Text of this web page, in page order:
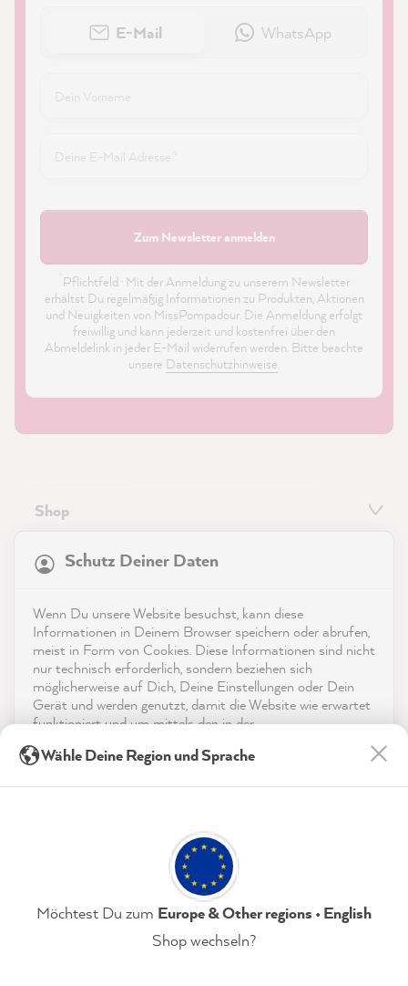
E-Mail WhatsApp
Zum Newsletter anmelden
Pflichtfeld · Mit der Anmeldung zu unserem Newsletter
erhältst Du regelmäßig Informationen zu Produkten, Aktionen
und Neuigkeiten von MissPompadour. Die Anmeldung erfolgt
freiwillig und kann jederzeit und kostenfrei über den
Abmeldelink in jeder E-Mail widerrufen werden. Bitte beachte
unsere Datenschutzhinweise.
Shop
Service
Kontakt
App herunterladen
Auszeichnungen
Schutz Deiner Daten
Wenn Du unsere Website besuchst, kann diese
Informationen in Deinem Browser speichern oder abrufen,
meist in Form von Cookies. Diese Informationen sind nicht
nur technisch erforderlich, sondern beziehen sich
möglicherweise auf Dich, Deine Einstellungen oder Dein
Gerät und werden genutzt, damit die Website wie erwartet
funktioniert und um mittels den in der
der Webseite für deren Optimierung zu analysieren sowie
(jederzeit widerruflich) diesen Datenverarbeitungen
Datenschutzerklärung Impressum Einstellungen
reviews-io
Verifizierter Kunde
Bin mit allem super zufrieden . Hat alles
Teilen
Mira B
Verifizierter Kunde
Wähle Deine Region und Sprache
Möchtest Du zum Europe & Other regions • English
Shop wechseln?